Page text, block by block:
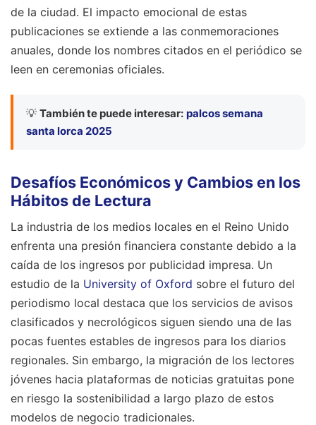
de la ciudad. El impacto emocional de estas
publicaciones se extiende a las conmemoraciones
anuales, donde los nombres citados en el periódico se
leen en ceremonias oficiales.
💡 También te puede interesar: palcos semana
santa lorca 2025
Desafíos Económicos y Cambios en los
Hábitos de Lectura
La industria de los medios locales en el Reino Unido
enfrenta una presión financiera constante debido a la
caída de los ingresos por publicidad impresa. Un
estudio de la University of Oxford sobre el futuro del
periodismo local destaca que los servicios de avisos
clasificados y necrológicos siguen siendo una de las
pocas fuentes estables de ingresos para los diarios
regionales. Sin embargo, la migración de los lectores
jóvenes hacia plataformas de noticias gratuitas pone
en riesgo la sostenibilidad a largo plazo de estos
modelos de negocio tradicionales.